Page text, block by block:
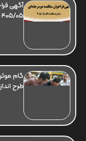
آگهی
405/05 شرکت ایران یاسا تایر و رابر
گام
طرح